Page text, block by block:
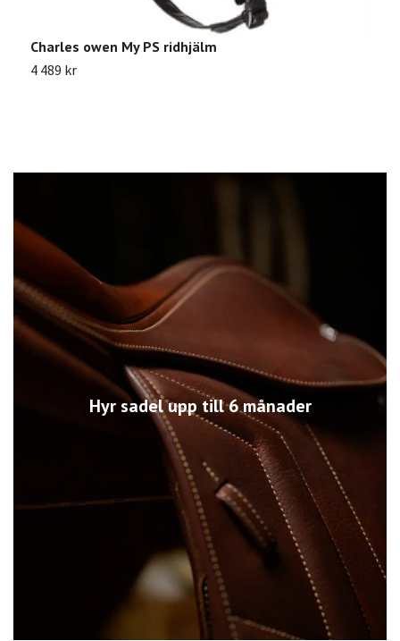
Hyr sadel upp till 6 månader
Charles owen My PS ridhjälm
4 489 kr